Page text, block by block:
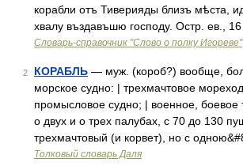
корабли отъ Тиверияды близъ мѣста,
хвалу въздавъшю господу. Остр. ев.,
Словарь-справочник "Слово о полку Игореве"
2 КОРАБЛЬ — муж. (короб?) вообще,
морское судно: | трехмачтовое
промысловое судно; | военное, боевое
о двух и о трех палубах, с 70 до 130
трехмачтовый (и корвет), но с
Толковый словарь Даля